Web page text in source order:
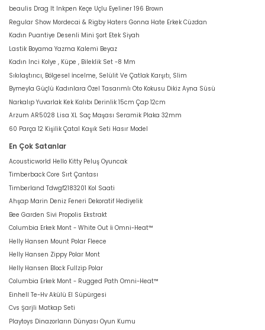
beaulis Drag It Inkpen Keçe Uçlu Eyeliner 196 Brown
Regular Show Mordecai & Rigby Haters Gonna Hate Erkek Cüzdan
Kadın Puantiye Desenli Mini Şort Etek Siyah
Lastik Boyama Yazma Kalemi Beyaz
Kadın Inci Kolye , Küpe , Bileklik Set -8 Mm
Sıkılaştırıcı, Bölgesel İncelme, Selülit Ve Çatlak Karşıtı, Slim
Bymeyla Güçlü Kadınlara Özel Tasarımlı Oto Kokusu Dikiz Ayna Süsü
Narkalıp Yuvarlak Kek Kalıbı Derinlik 15cm Çap 12cm
Arzum AR5028 Lisa XL Saç Maşası Seramik Plaka 32mm
60 Parça 12 Kişilik Çatal Kaşık Seti Hasır Model
En Çok Satanlar
Acousticworld Hello Kitty Peluş Oyuncak
Timberback Core Sırt Çantası
Timberland Tdwgf2183201 Kol Saati
Ahşap Marin Deniz Feneri Dekoratif Hediyelik
Bee Garden Sivi Propolis Ekstrakt
Columbia Erkek Mont - White Out İi Omni-Heat™
Helly Hansen Mount Polar Fleece
Helly Hansen Zippy Polar Mont
Helly Hansen Block Fullzip Polar
Columbia Erkek Mont - Rugged Path Omni-Heat™
Einhell Te-Hv Akülü El Süpürgesi
Cvs Şarjli Matkap Seti
Playtoys Dinazorların Dünyası Oyun Kumu